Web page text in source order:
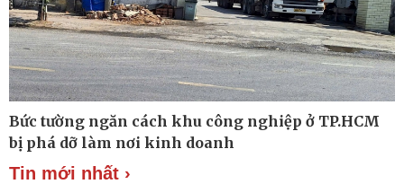
Biển đảo
Quan sát
Cuộc sống đó đây
Hồ sơ
Ảnh
Video
Bức tường ngăn cách khu công nghiệp ở TP.HCM
bị phá dỡ làm nơi kinh doanh
Tin mới nhất ›